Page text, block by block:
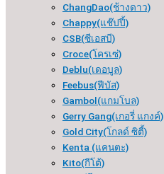
ChangDao(ช้างดาว)
Chappy(แช๊ปปี้)
CSB(ซีเอสบี)
Croce(โครเซ่)
Deblu(เดอบูล)
Feebus(ฟีบัส)
Gambol(แกมโบล)
Gerry Gang(เกอรี่ แกงค์)
Gold City(โกลด์ ซิตี้)
Kenta (แคนตะ)
Kito(กีโต้)